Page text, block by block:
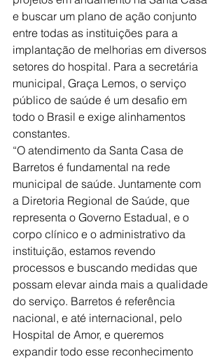
e buscar um plano de ação conjunto
entre todas as instituições para a
implantação de melhorias em diversos
setores do hospital. Para a secretária
municipal, Graça Lemos, o serviço
público de saúde é um desafio em
todo o Brasil e exige alinhamentos
constantes.
“O atendimento da Santa Casa de
Barretos é fundamental na rede
municipal de saúde. Juntamente com
a Diretoria Regional de Saúde, que
representa o Governo Estadual, e o
corpo clínico e o administrativo da
instituição, estamos revendo
processos e buscando medidas que
possam elevar ainda mais a qualidade
do serviço. Barretos é referência
nacional, e até internacional, pelo
Hospital de Amor, e queremos
expandir todo esse reconhecimento